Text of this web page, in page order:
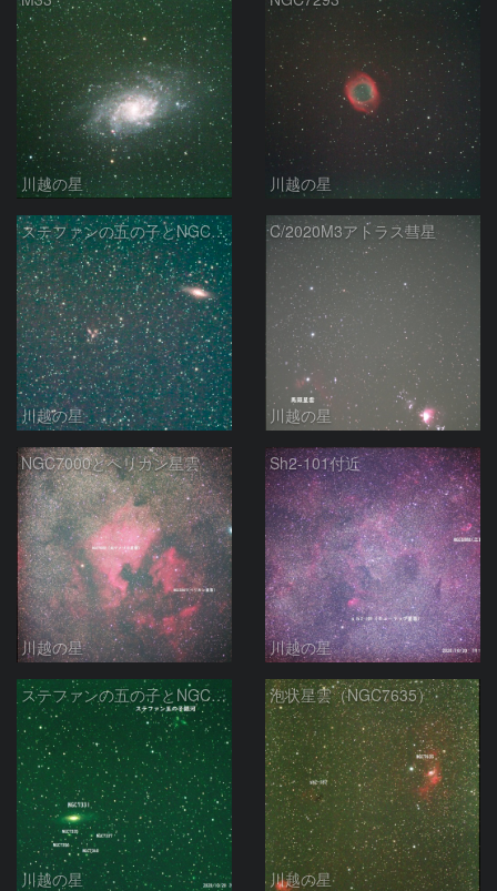
川越の星 川越の星
ステファンの五の子とNGC7331その2
川越の星
C/2020M3アトラス彗星
川越の星
NGC7000とペリカン星雲
川越の星
Sh2-101付近
川越の星
ステファンの五の子とNGC7331
川越の星
泡状星雲（NGC7635）
川越の星